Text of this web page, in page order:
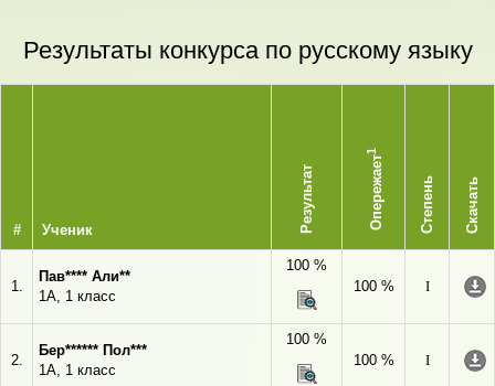
Результаты конкурса по русскому языку
# Ученик Результат Опережает
1
Степень Скачать
1.
Пав**** Али**
1А, 1 класс
100 %
100 %
I
2.
Бер****** Пол***
1А, 1 класс
100 %
100 %
I